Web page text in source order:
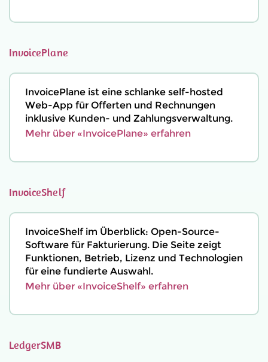
InvoicePlane
InvoicePlane ist eine schlanke self-hosted
Web-App für Offerten und Rechnungen
inklusive Kunden- und Zahlungsverwaltung.
Mehr über «InvoicePlane» erfahren
InvoiceShelf
InvoiceShelf im Überblick: Open-Source-
Software für Fakturierung. Die Seite zeigt
Funktionen, Betrieb, Lizenz und Technologien
für eine fundierte Auswahl.
Mehr über «InvoiceShelf» erfahren
LedgerSMB